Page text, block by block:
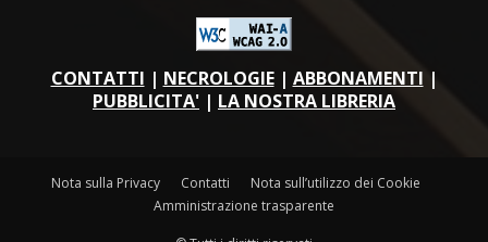
CONTATTI | NECROLOGIE| ABBONAMENTI |
PUBBLICITA' | LA NOSTRA LIBRERIA
Nota sulla Privacy Contatti
Nota sull’utilizzo dei Cookie
Amministrazione trasparente